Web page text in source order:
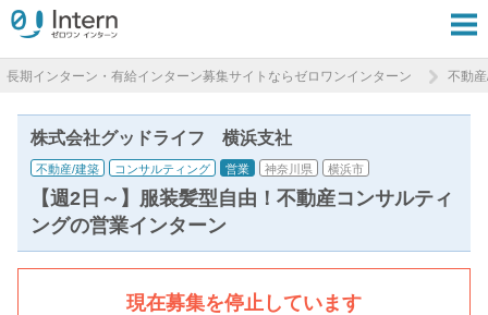
長期インターン・有給インターン募集サイトならゼロワンインターン 不動
株式会社グッドライフ 横浜支社
不動産/建築 コンサルティング 営業 神奈川県 横浜市
【週2日～】服装髪型自由！不動産コンサルティ
ングの営業インターン
現在募集を停止しています